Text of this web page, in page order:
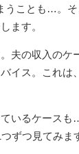
うことも…。
ます。
夫の収入のケ
イス。これは
いるケースも
ずつ見てみま